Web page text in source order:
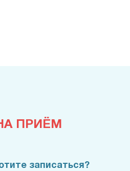
ПРИЁМ
записаться?